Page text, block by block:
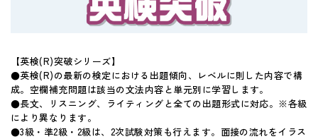
Xam 2023
Xam 2022
Xam 2021
【英検(R)突破シリーズ】
●英検(R)の最新の検定における出題傾向、レベルに則した内容で構
成。空欄補充問題は該当の文法内容と単元別に学習します。
●長文、リスニング、ライティングと全ての出題形式に対応。※各級
により異なります。
●3級・準2級・2級は、2次試験対策も行えます。面接の流れをイラス